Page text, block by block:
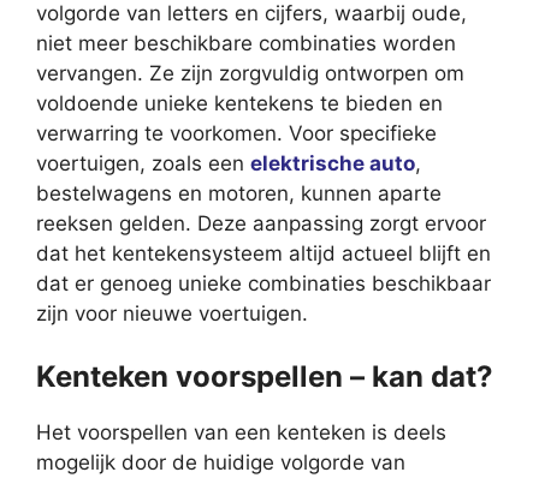
volgorde van letters en cijfers, waarbij oude,
niet meer beschikbare combinaties worden
vervangen. Ze zijn zorgvuldig ontworpen om
voldoende unieke kentekens te bieden en
verwarring te voorkomen. Voor specifieke
voertuigen, zoals een elektrische auto,
bestelwagens en motoren, kunnen aparte
reeksen gelden. Deze aanpassing zorgt ervoor
dat het kentekensysteem altijd actueel blijft en
dat er genoeg unieke combinaties beschikbaar
zijn voor nieuwe voertuigen.
Kenteken voorspellen – kan dat?
Het voorspellen van een kenteken is deels
mogelijk door de huidige volgorde van